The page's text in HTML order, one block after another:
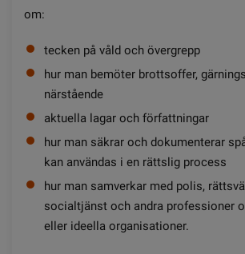
om:
tecken på våld och övergrepp
hur man bemöter brottsoffer,
närstående
aktuella lagar och författningar
hur man säkrar och dokumenterar
kan användas i en rättslig process
hur man samverkar med polis,
socialtjänst och andra professioner
eller ideella organisationer.